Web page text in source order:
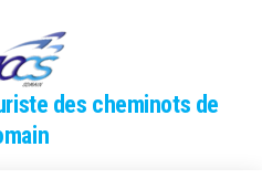
des cheminots de